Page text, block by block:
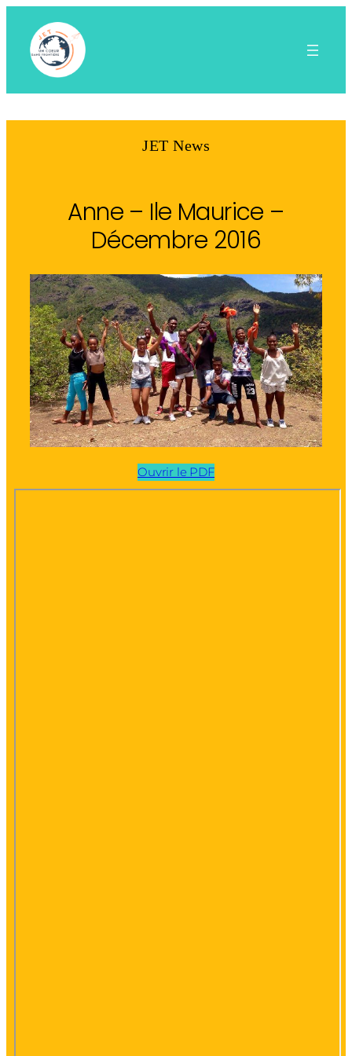
contenu
JET News
Anne – Ile Maurice –
Décembre 2016
Ouvrir le PDF